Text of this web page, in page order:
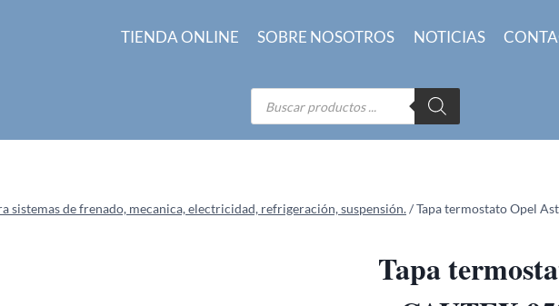
TIENDA ONLINE SOBRE NOSOTROS NOTICIAS
Búsqueda
de
productos
sistemas de frenado, mecanica, electricidad, refrigeración, suspensión./Tapa termostato Opel
Tapa